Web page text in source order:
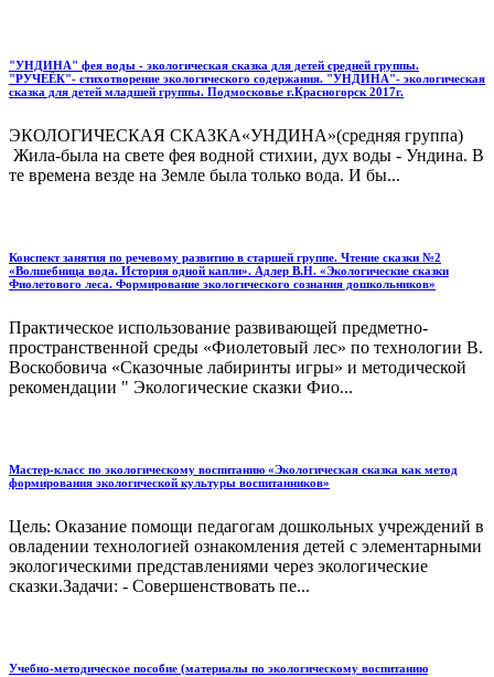
"УНДИНА" фея воды - экологическая сказка для детей средней группы.
"РУЧЕЁК"- стихотворение экологического содержания. "УНДИНА"- экологическая
сказка для детей младшей группы. Подмосковье г.Красногорск 2017г.
ЭКОЛОГИЧЕСКАЯ СКАЗКА«УНДИНА»(средняя группа)
Жила-была на свете фея водной стихии, дух воды - Ундина. В
те времена везде на Земле была только вода. И бы...
Конспект занятия по речевому развитию в старшей группе. Чтение сказки №2
«Волшебница вода. История одной капли». Адлер В.Н. «Экологические сказки
Фиолетового леса. Формирование экологического сознания дошкольников»
Практическое использование развивающей предметно-
пространственной среды «Фиолетовый лес» по технологии В.
Воскобовича «Сказочные лабиринты игры» и методической
рекомендации " Экологические сказки Фио...
Мастер-класс по экологическому воспитанию «Экологическая сказка как метод
формирования экологической культуры воспитанников»
Цель: Оказание помощи педагогам дошкольных учреждений в
овладении технологией ознакомления детей с элементарными
экологическими представлениями через экологические
сказки.Задачи: - Совершенствовать пе...
Учебно-методическое пособие (материалы по экологическому воспитанию